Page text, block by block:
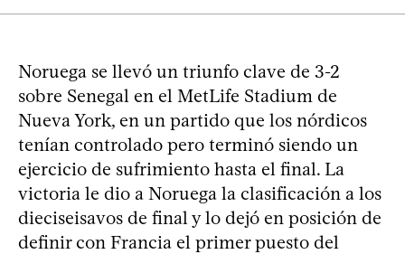
Noruega se llevó un triunfo clave de 3-2
sobre Senegal en el MetLife Stadium de
Nueva York, en un partido que los nórdicos
tenían controlado pero terminó siendo un
ejercicio de sufrimiento hasta el final. La
victoria le dio a Noruega la clasificación a los
dieciseisavos de final y lo dejó en posición de
definir con Francia el primer puesto del